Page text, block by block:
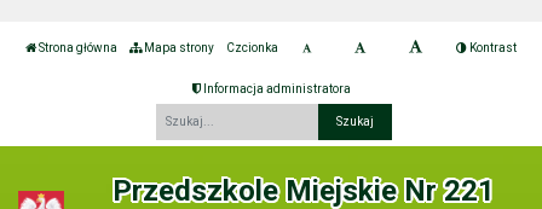
Strona główna Mapa strony Czcionka Kontrast
Informacja administratora
Przedszkole Miejskie Nr 221